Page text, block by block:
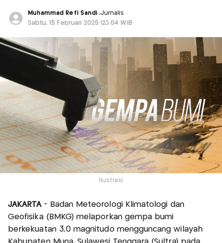
Muhammad Refi Sandi ,Jurnalis
Sabtu, 15 Februari 2025 |23:04 WIB
Ilustrasi
JAKARTA- Badan Meteorologi Klimatologi dan
Geofisika (BMKG) melaporkan gempa bumi
berkekuatan 3,0 magnitudo mengguncang wilayah